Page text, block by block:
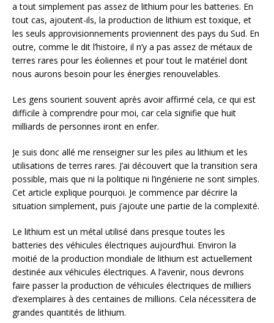
a tout simplement pas assez de lithium pour les batteries. En
tout cas, ajoutent-ils, la production de lithium est toxique, et
les seuls approvisionnements proviennent des pays du Sud. En
outre, comme le dit l’histoire, il n’y a pas assez de métaux de
terres rares pour les éoliennes et pour tout le matériel dont
nous aurons besoin pour les énergies renouvelables.
Les gens sourient souvent après avoir affirmé cela, ce qui est
difficile à comprendre pour moi, car cela signifie que huit
milliards de personnes iront en enfer.
Je suis donc allé me renseigner sur les piles au lithium et les
utilisations de terres rares. J’ai découvert que la transition sera
possible, mais que ni la politique ni l’ingénierie ne sont simples.
Cet article explique pourquoi. Je commence par décrire la
situation simplement, puis j’ajoute une partie de la complexité.
Le lithium est un métal utilisé dans presque toutes les
batteries des véhicules électriques aujourd’hui. Environ la
moitié de la production mondiale de lithium est actuellement
destinée aux véhicules électriques. A l’avenir, nous devrons
faire passer la production de véhicules électriques de milliers
d’exemplaires à des centaines de millions. Cela nécessitera de
grandes quantités de lithium.